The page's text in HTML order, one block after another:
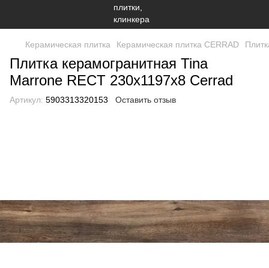
Керамическая плитка Керамическая плитка CERRAD
Плитка керамогранитная Tina
Marrone RECT 230x1197x8 Cerrad
Артикул: 5903313320153 Оставить отзыв